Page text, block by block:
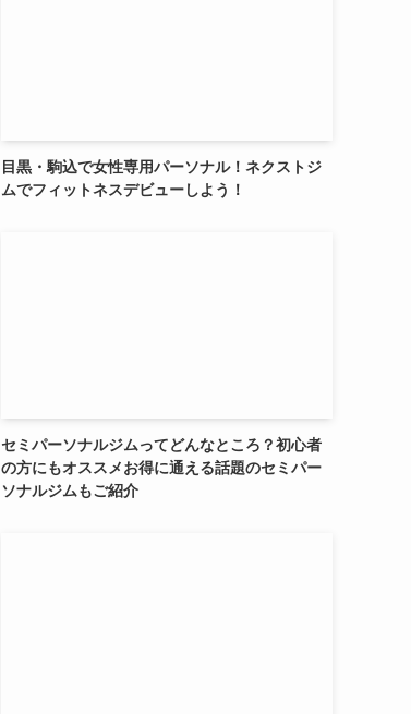
目黒・駒込で女性専用パーソナル！ネクストジ
ムでフィットネスデビューしよう！
セミパーソナルジムってどんなところ？初心者
の方にもオススメお得に通える話題のセミパー
ソナルジムもご紹介